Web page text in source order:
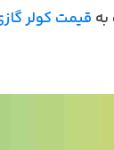
کولر گازیرا